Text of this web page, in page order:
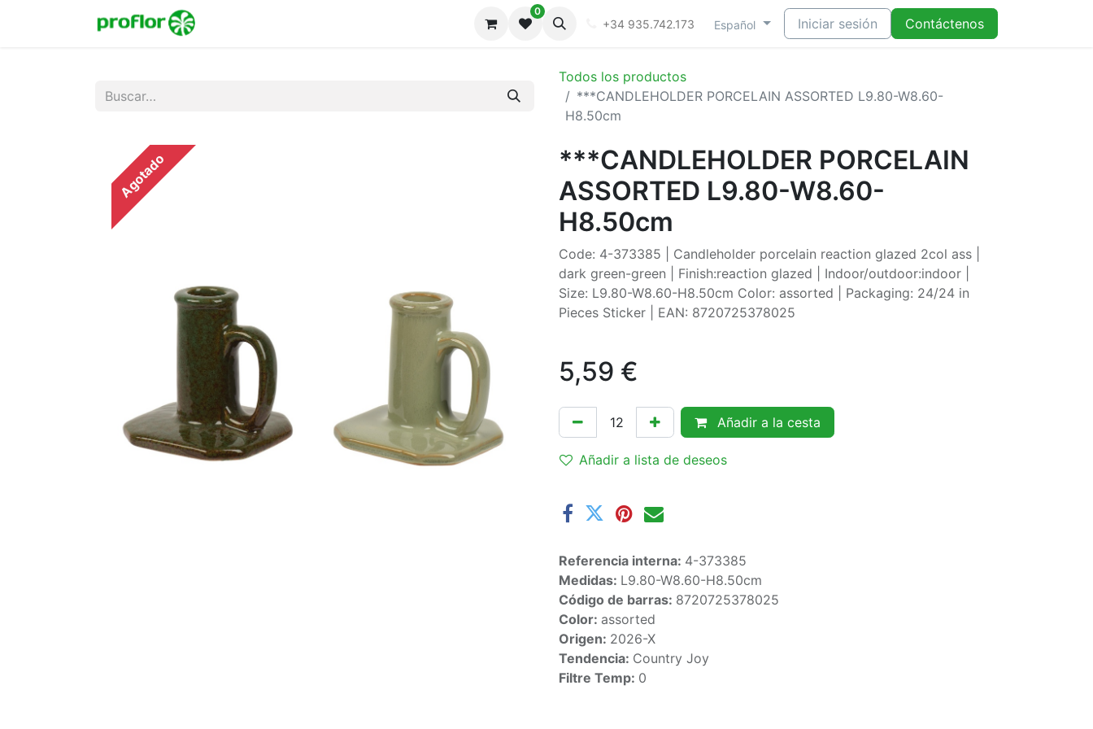
0
+34 935.742.173 Español Iniciar sesión Contáctenos
Todos los productos
***CANDLEHOLDER PORCELAIN ASSORTED L9.80-W8.60-
H8.50cm
Agotado
***CANDLEHOLDER PORCELAIN
ASSORTED L9.80-W8.60-
H8.50cm
Code: 4-373385 | Candleholder porcelain reaction glazed 2col ass |
dark green-green | Finish:reaction glazed | Indoor/outdoor:indoor |
Size: L9.80-W8.60-H8.50cm Color: assorted | Packaging: 24/24 in
Pieces Sticker | EAN: 8720725378025
5,59 €
Añadir a la cesta
Añadir a lista de deseos
Referencia interna: 4-373385
Medidas: L9.80-W8.60-H8.50cm
Código de barras: 8720725378025
Color: assorted
Origen: 2026-X
Tendencia: Country Joy
Filtre Temp: 0